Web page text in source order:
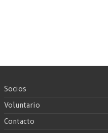
Socios
Voluntario
Contacto